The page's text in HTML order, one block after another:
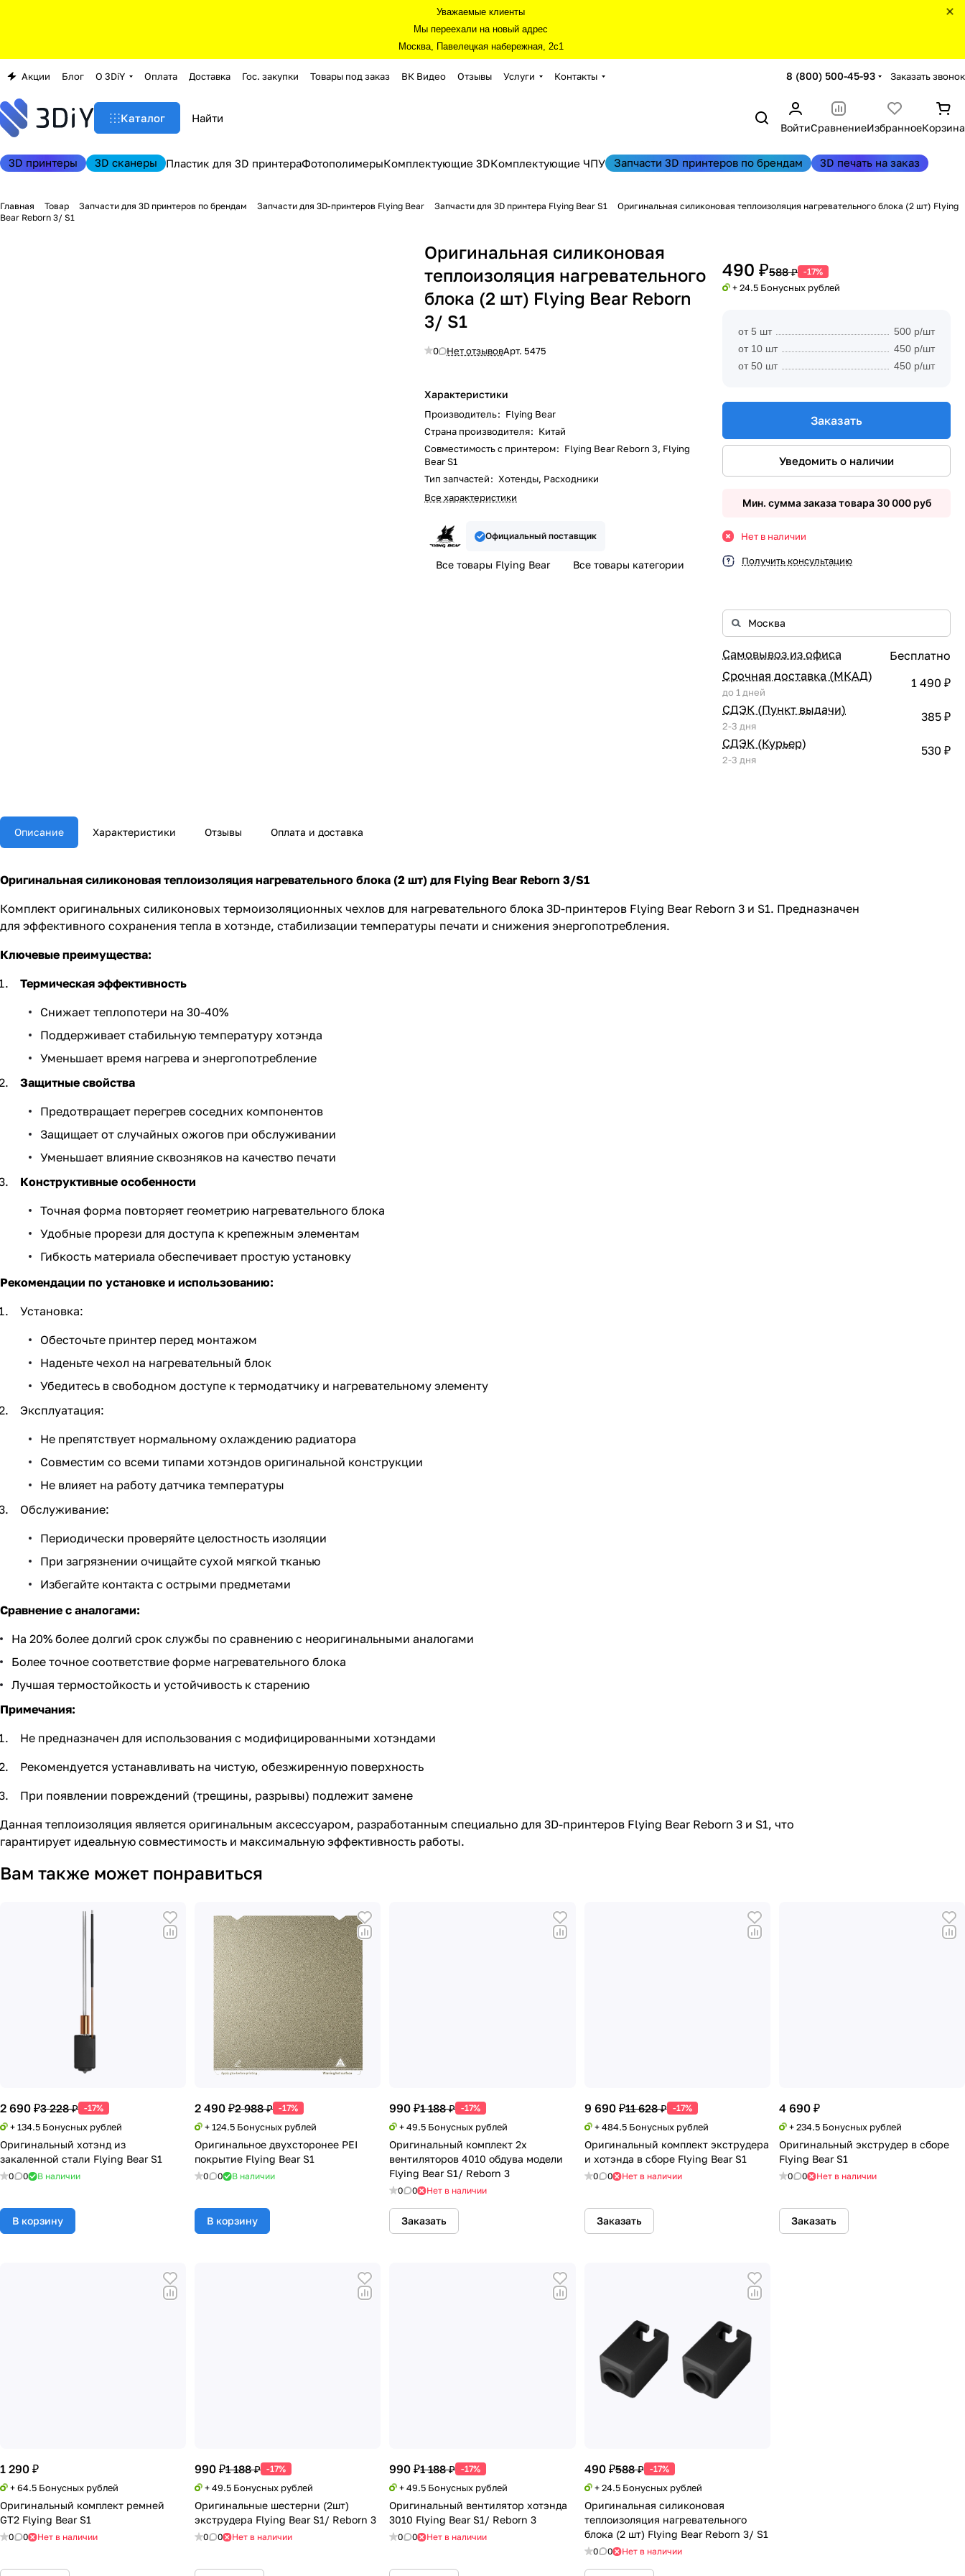
Уважаемые клиенты
Мы переехали на новый адрес
Москва, Павелецкая набережная, 2с1
Акции Блог О 3DiY Оплата Доставка Гос. закупки Товары под заказ ВК Видео Отзывы Услуги Контакты 8 (800) 500-45-93 Заказать звонок
Каталог
ВойтиСравнениеИзбранноеКорзина
3D принтеры 3D сканеры Пластик для 3D принтераФотополимерыКомплектующие 3DКомплектующие ЧПУ Запчасти 3D принтеров по брендам 3D печать на заказ
Главная Товар Запчасти для 3D принтеров по брендам Запчасти для 3D-принтеров Flying Bear Запчасти для 3D принтера Flying Bear S1
Оригинальная силиконовая теплоизоляция нагревательного блока (2 шт) Flying
Bear Reborn 3/ S1
Оригинальная силиконовая
теплоизоляция нагревательного
блока (2 шт) Flying Bear Reborn
3/ S1
0 Нет отзывовАрт. 5475
Характеристики
Производитель: Flying Bear
Страна производителя: Китай
Совместимость с принтером: Flying Bear Reborn 3, Flying
Bear S1
Тип запчастей: Хотенды, Расходники
Все характеристики
Официальный поставщик
Все товары Flying Bear Все товары категории
490 ₽588 ₽ -17%
+ 24.5 Бонусных рублей
от 5 шт
500 р/шт
от 10 шт
450 р/шт
от 50 шт
450 р/шт
Заказать
Уведомить о наличии
Мин. сумма заказа товара 30 000 руб
Нет в наличии
Получить консультацию
Самовывоз из офиса
Бесплатно
Срочная доставка (МКАД)
до 1 дней
1 490 ₽
СДЭК (Пункт выдачи)
2-3 дня
385 ₽
СДЭК (Курьер)
2-3 дня
530 ₽
Описание Характеристики Отзывы Оплата и доставка
Оригинальная силиконовая теплоизоляция нагревательного блока (2 шт) для Flying Bear Reborn 3/S1
Комплект оригинальных силиконовых термоизоляционных чехлов для нагревательного блока 3D-принтеров Flying Bear Reborn 3 и S1. Предназначен
для эффективного сохранения тепла в хотэнде, стабилизации температуры печати и снижения энергопотребления.
Ключевые преимущества:
Термическая эффективность
Снижает теплопотери на 30-40%
Поддерживает стабильную температуру хотэнда
Уменьшает время нагрева и энергопотребление
Защитные свойства
Предотвращает перегрев соседних компонентов
Защищает от случайных ожогов при обслуживании
Уменьшает влияние сквозняков на качество печати
Конструктивные особенности
Точная форма повторяет геометрию нагревательного блока
Удобные прорези для доступа к крепежным элементам
Гибкость материала обеспечивает простую установку
Рекомендации по установке и использованию:
Установка:
Обесточьте принтер перед монтажом
Наденьте чехол на нагревательный блок
Убедитесь в свободном доступе к термодатчику и нагревательному элементу
Эксплуатация:
Не препятствует нормальному охлаждению радиатора
Совместим со всеми типами хотэндов оригинальной конструкции
Не влияет на работу датчика температуры
Обслуживание:
Периодически проверяйте целостность изоляции
При загрязнении очищайте сухой мягкой тканью
Избегайте контакта с острыми предметами
Сравнение с аналогами:
На 20% более долгий срок службы по сравнению с неоригинальными аналогами
Более точное соответствие форме нагревательного блока
Лучшая термостойкость и устойчивость к старению
Примечания:
Не предназначен для использования с модифицированными хотэндами
Рекомендуется устанавливать на чистую, обезжиренную поверхность
При появлении повреждений (трещины, разрывы) подлежит замене
Данная теплоизоляция является оригинальным аксессуаром, разработанным специально для 3D-принтеров Flying Bear Reborn 3 и S1, что
гарантирует идеальную совместимость и максимальную эффективность работы.
Вам также может понравиться
2 690 ₽3 228 ₽ -17%
+ 134.5 Бонусных рублей
Оригинальный хотэнд из
закаленной стали Flying Bear S1
0 0 В наличии
В корзину
2 490 ₽2 988 ₽ -17%
+ 124.5 Бонусных рублей
Оригинальное двухсторонее PEI
покрытие Flying Bear S1
0 0 В наличии
В корзину
990 ₽1 188 ₽ -17%
+ 49.5 Бонусных рублей
Оригинальный комплект 2х
вентиляторов 4010 обдува модели
Flying Bear S1/ Reborn 3
0 0 Нет в наличии
Заказать
9 690 ₽11 628 ₽ -17%
+ 484.5 Бонусных рублей
Оригинальный комплект экструдера
и хотэнда в сборе Flying Bear S1
0 0 Нет в наличии
Заказать
4 690 ₽
+ 234.5 Бонусных рублей
Оригинальный экструдер в сборе
Flying Bear S1
0 0 Нет в наличии
Заказать
1 290 ₽
+ 64.5 Бонусных рублей
Оригинальный комплект ремней
GT2 Flying Bear S1
0 0 Нет в наличии
990 ₽1 188 ₽ -17%
+ 49.5 Бонусных рублей
Оригинальные шестерни (2шт)
экструдера Flying Bear S1/ Reborn 3
0 0 Нет в наличии
990 ₽1 188 ₽ -17%
+ 49.5 Бонусных рублей
Оригинальный вентилятор хотэнда
3010 Flying Bear S1/ Reborn 3
0 0 Нет в наличии
490 ₽588 ₽ -17%
+ 24.5 Бонусных рублей
Оригинальная силиконовая
теплоизоляция нагревательного
блока (2 шт) Flying Bear Reborn 3/ S1
0 0 Нет в наличии